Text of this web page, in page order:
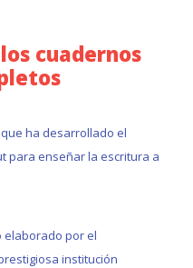
cuadernos
que ha desarrollado el
para enseñar la escritura a
elaborado por el
institución